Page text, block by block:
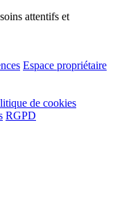
attentifs et
Espace propriétaire
de cookies
RGPD